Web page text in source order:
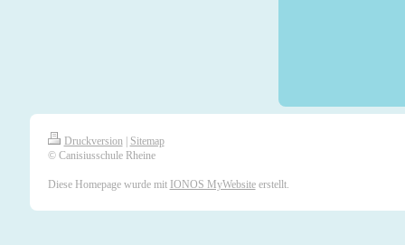
Druckversion
Sitemap
© Canisiusschule Rheine
Diese Homepage wurde mit IONOS MyWebsiteerstellt.